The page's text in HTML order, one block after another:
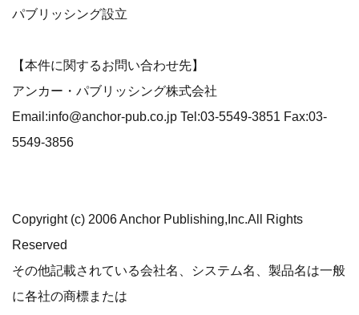
パブリッシング設立
【本件に関するお問い合わせ先】
アンカー・パブリッシング株式会社
Email:info@anchor-pub.co.jp Tel:03-5549-3851 Fax:03-
5549-3856
Copyright (c) 2006 Anchor Publishing,Inc.All Rights
Reserved
その他記載されている会社名、システム名、製品名は一般
に各社の商標または